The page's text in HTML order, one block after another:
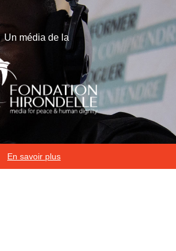
En savoir plus
Un média de la